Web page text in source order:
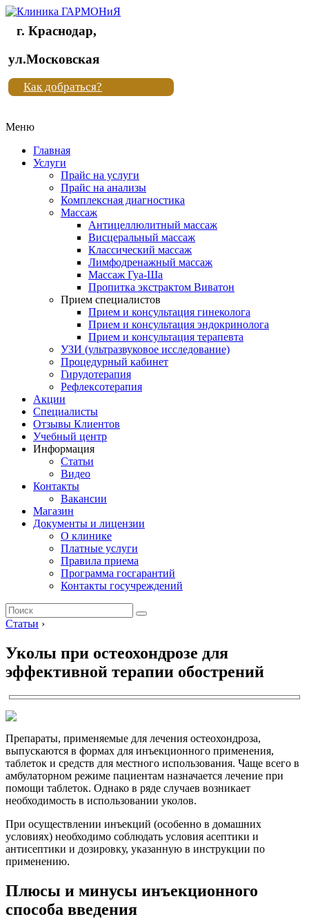
Клиника
"Новая
жизнь"
Клиника
жизнь"
г. Краснодар,
ул.Московская
Как добраться?
Меню
Главная
Услуги
Прайс на услуги
Прайс на анализы
Комплексная диагностика
Массаж
Антицеллюлитный массаж
Висцеральный массаж
Классический массаж
Лимфодренажный массаж
Массаж Гуа-Ша
Пропитка экстрактом Виватон
Прием специалистов
Прием и консультация гинеколога
Прием и консультация эндокринолога
Прием и консультация терапевта
УЗИ (ультразвуковое исследование)
Процедурный кабинет
Гирудотерапия
Рефлексотерапия
Акции
Специалисты
Отзывы Клиентов
Учебный центр
Информация
Статьи
Видео
Контакты
Вакансии
Магазин
Документы и лицензии
О клинике
Платные услуги
Правила приема
Программа госгарантий
Контакты госучреждений
Статьи ›
Уколы при остеохондрозе для
эффективной терапии обострений
Препараты, применяемые для лечения остеохондроза,
выпускаются в формах для инъекционного применения,
таблеток и средств для местного использования. Чаще всего в
амбулаторном режиме пациентам назначается лечение при
помощи таблеток. Однако в ряде случаев возникает
необходимость в использовании уколов.
При осуществлении инъекций (особенно в домашних
условиях) необходимо соблюдать условия асептики и
антисептики и дозировку, указанную в инструкции по
применению.
Плюсы и минусы инъекционного
способа введения